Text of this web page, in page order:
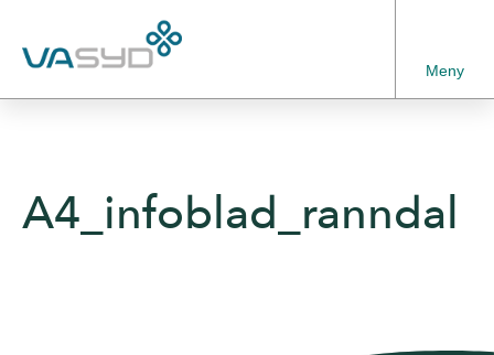
Meny
A4_infoblad_ranndal